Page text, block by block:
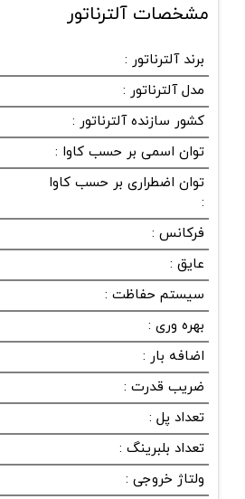
مشخصات آلترناتور
برند آلترناتور :
مدل آلترناتور :
کشور سازنده آلترناتور :
توان اسمی بر حسب کاوا :
توان اضطراری بر حسب کاوا
:
فرکانس :
عایق :
سیستم حفاظت :
بهره وری :
اضافه بار :
ضریب قدرت :
تعداد پل :
تعداد بلبرینگ :
ولتاژ خروجی :